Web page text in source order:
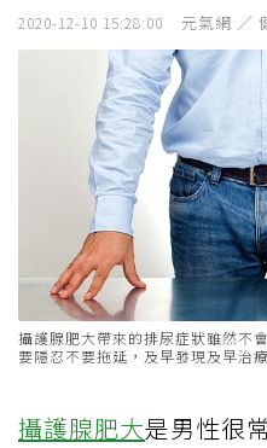
2020-12-10 15:28:00 元氣網 ／
攝護腺肥大帶來的排尿症狀雖然不
要隱忍不要拖延，及早發現及早治
攝護腺肥大是男性很